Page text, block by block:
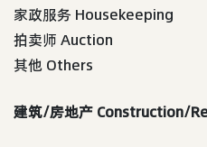
家政服务 Housekeeping
拍卖师 Auction
其他 Others
建筑/房地产 Construction/